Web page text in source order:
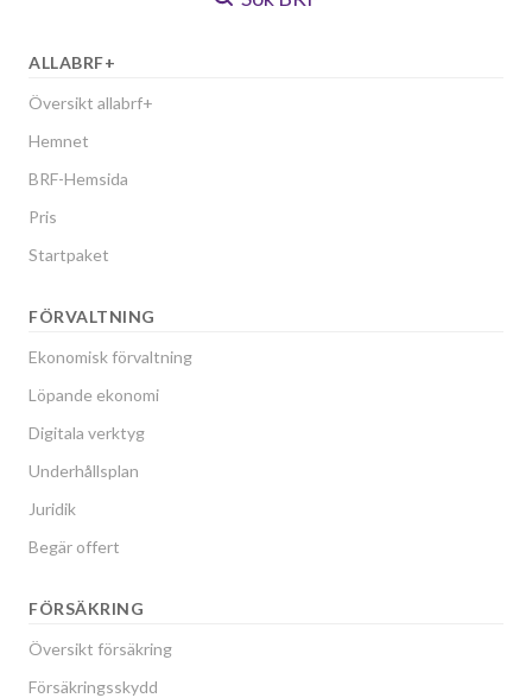
ALLABRF+
Översikt allabrf+
Hemnet
BRF-Hemsida
Pris
Startpaket
FÖRVALTNING
Ekonomisk förvaltning
Löpande ekonomi
Digitala verktyg
Underhållsplan
Juridik
Begär offert
FÖRSÄKRING
Översikt försäkring
Försäkringsskydd